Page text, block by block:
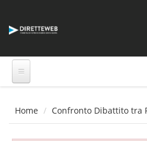
Home Confronto Dibattito tra